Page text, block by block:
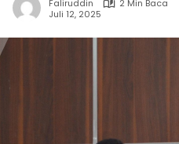
Faliruddin
2 Min Baca
Juli 12, 2025